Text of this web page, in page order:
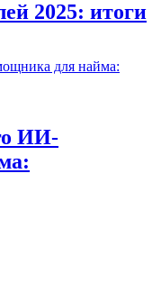
2025: итоги
ИИ-